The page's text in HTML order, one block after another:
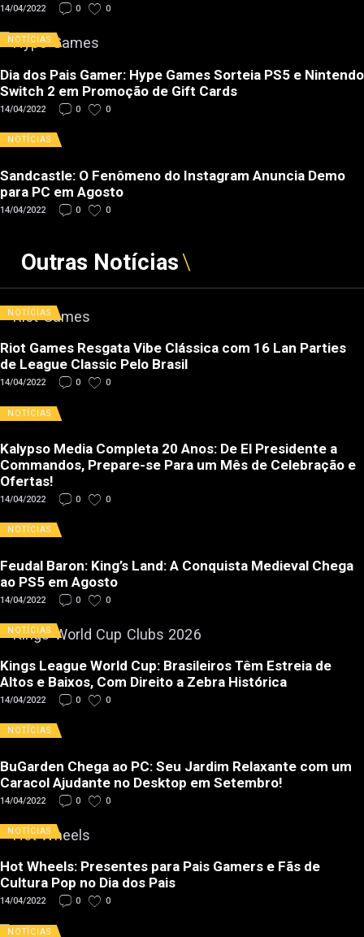
14/04/2022 0 0
NOTÍCIAS
Dia dos Pais Gamer: Hype Games Sorteia PS5 e Nintendo
Switch 2 em Promoção de Gift Cards
14/04/2022 0 0
NOTÍCIAS
Sandcastle: O Fenômeno do Instagram Anuncia Demo
para PC em Agosto
14/04/2022 0 0
Outras Notícias
NOTÍCIAS
Riot Games Resgata Vibe Clássica com 16 Lan Parties
de League Classic Pelo Brasil
14/04/2022 0 0
NOTÍCIAS
Kalypso Media Completa 20 Anos: De El Presidente a
Commandos, Prepare-se Para um Mês de Celebração e
Ofertas!
14/04/2022 0 0
NOTÍCIAS
Feudal Baron: King’s Land: A Conquista Medieval Chega
ao PS5 em Agosto
14/04/2022 0 0
NOTÍCIAS
Kings League World Cup: Brasileiros Têm Estreia de
Altos e Baixos, Com Direito a Zebra Histórica
14/04/2022 0 0
NOTÍCIAS
BuGarden Chega ao PC: Seu Jardim Relaxante com um
Caracol Ajudante no Desktop em Setembro!
14/04/2022 0 0
NOTÍCIAS
Hot Wheels: Presentes para Pais Gamers e Fãs de
Cultura Pop no Dia dos Pais
14/04/2022 0 0
NOTÍCIAS